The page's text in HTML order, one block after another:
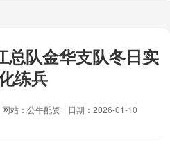
总队金华支队冬日实
练兵
网站：公牛配资
日期：2026-01-10